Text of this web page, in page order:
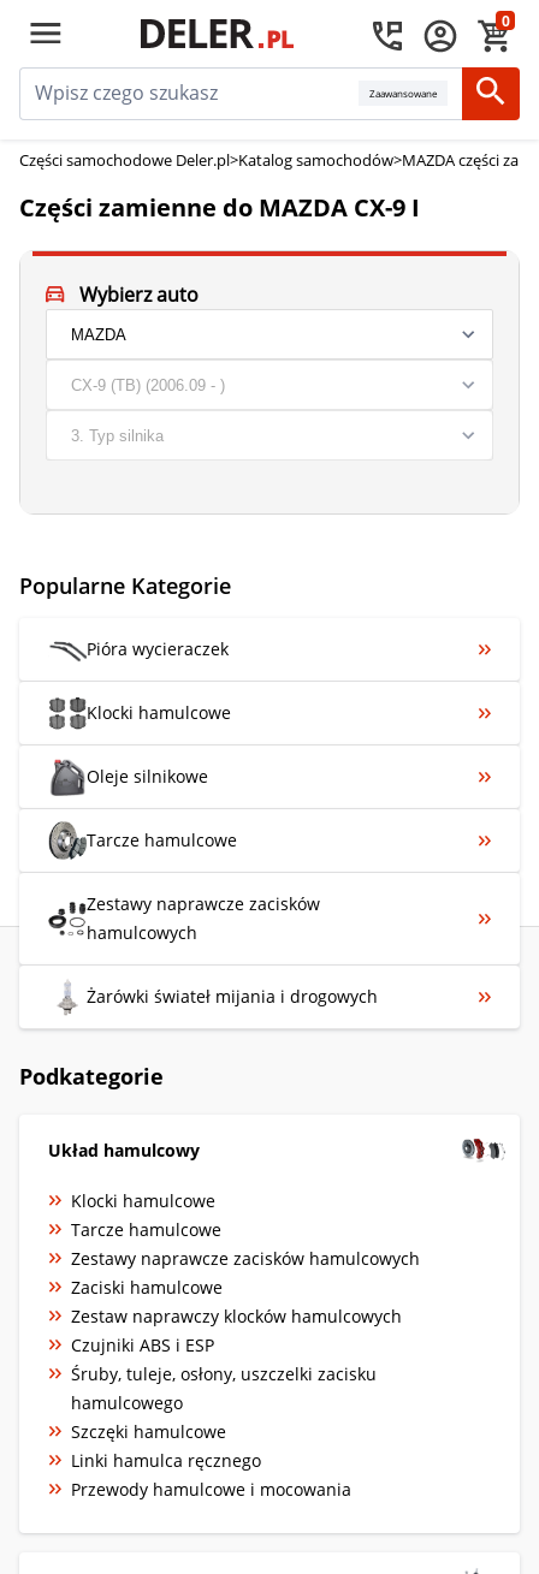
0
Zaawansowane
Części samochodowe Deler.pl>Katalog samochodów>MAZDA części
Części zamienne do MAZDA CX-9 I
Wybierz auto
Popularne Kategorie
Pióra wycieraczek
Klocki hamulcowe
Oleje silnikowe
Tarcze hamulcowe
Zestawy naprawcze zacisków
hamulcowych
Żarówki świateł mijania i drogowych
Podkategorie
Układ hamulcowy
Klocki hamulcowe
Tarcze hamulcowe
Zestawy naprawcze zacisków hamulcowych
Zaciski hamulcowe
Zestaw naprawczy klocków hamulcowych
Czujniki ABS i ESP
Śruby, tuleje, osłony, uszczelki zacisku
hamulcowego
Szczęki hamulcowe
Linki hamulca ręcznego
Przewody hamulcowe i mocowania